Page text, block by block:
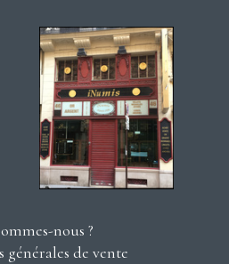
nous ?
de vente